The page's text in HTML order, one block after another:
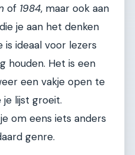
of 1984, maar ook aan
je aan het denken
is ideaal voor lezers
houden. Het is een
een vakje open te
je lijst groeit.
om eens iets anders
genre.